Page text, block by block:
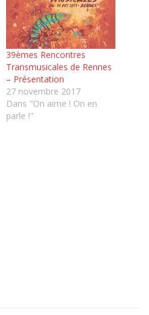
39èmes Rencontres
Transmusicales de Rennes
– Présentation
27 novembre 2017
Dans "On aime ! On en
parle !"